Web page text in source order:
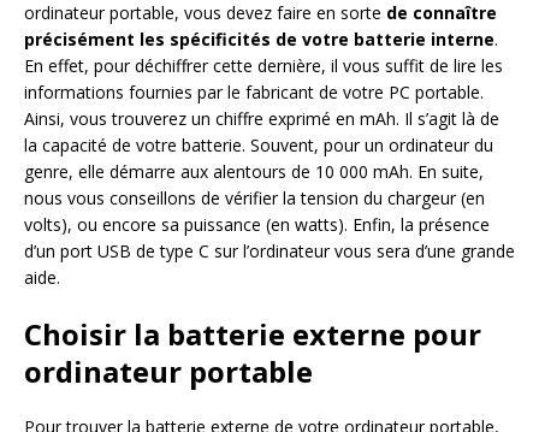
ordinateur portable, vous devez faire en sorte de connaître
précisément les spécificités de votre batterie interne.
En effet, pour déchiffrer cette dernière, il vous suffit de lire les
informations fournies par le fabricant de votre PC portable.
Ainsi, vous trouverez un chiffre exprimé en mAh. Il s’agit là de
la capacité de votre batterie. Souvent, pour un ordinateur du
genre, elle démarre aux alentours de 10 000 mAh. En suite,
nous vous conseillons de vérifier la tension du chargeur (en
volts), ou encore sa puissance (en watts). Enfin, la présence
d’un port USB de type C sur l’ordinateur vous sera d’une grande
aide.
Choisir la batterie externe pour
ordinateur portable
Pour trouver la batterie externe de votre ordinateur portable,